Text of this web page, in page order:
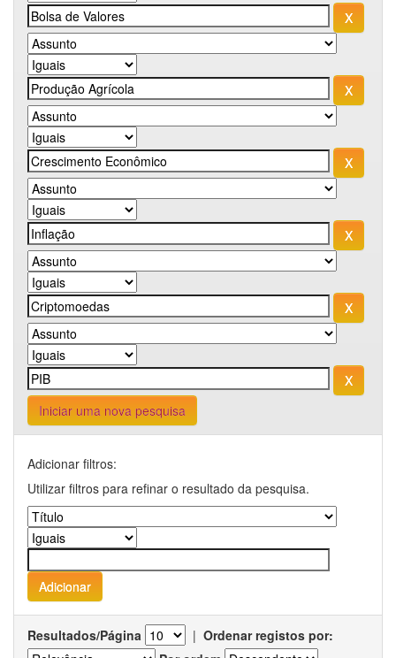
Iniciar uma nova pesquisa
Adicionar filtros:
Utilizar filtros para refinar o resultado da pesquisa.
Resultados/Página | Ordenar registos por: